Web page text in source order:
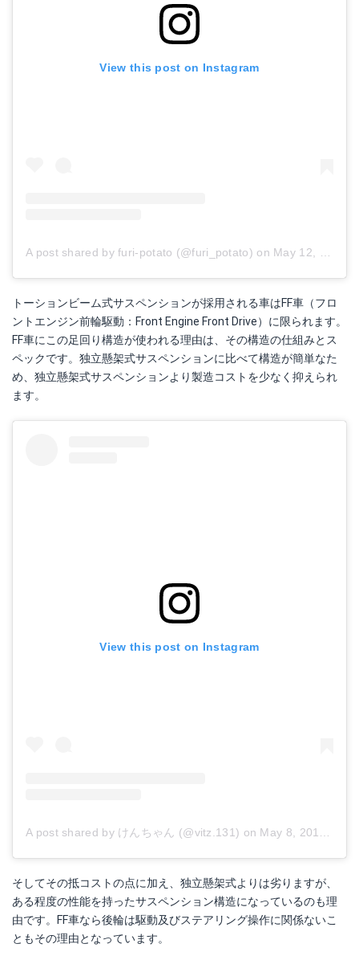
View this post on Instagram
A post shared by furi-potato (@furi_potato) on May 12, 2018 at 9:55pm PDT
トーションビーム式サスペンションが採用される車はFF車（フロ
ントエンジン前輪駆動：Front Engine Front Drive）に限られます。
FF車にこの足回り構造が使われる理由は、その構造の仕組みとス
ペックです。独立懸架式サスペンションに比べて構造が簡単なた
め、独立懸架式サスペンションより製造コストを少なく抑えられ
ます。
View this post on Instagram
A post shared by けんちゃん (@vitz.131) on May 8, 2018 at 6:48am PDT
そしてその抵コストの点に加え、独立懸架式よりは劣りますが、
ある程度の性能を持ったサスペンション構造になっているのも理
由です。FF車なら後輪は駆動及びステアリング操作に関係ないこ
ともその理由となっています。